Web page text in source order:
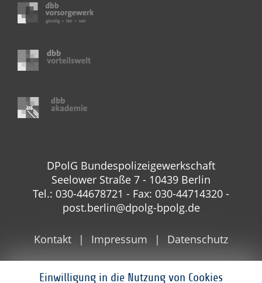
Einwilligung in die Nutzung von Cookies
DPolG Bundespolizeigewerkschaft
Seelower Straße 7 - 10439 Berlin
Tel.: 030-44678721 - Fax: 030-44714320 -
post.berlin@dpolg-bpolg.de
Kontakt Impressum Datenschutz